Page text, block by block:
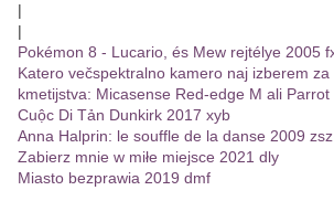
|
|
Pokémon 8 - Lucario, és Mew rejtélye 2005
Katero večspektralno kamero naj izberem za
kmetijstva: Micasense Red-edge M ali
Cuộc Di Tản Dunkirk 2017 xyb
Anna Halprin: le souffle de la danse 2009 zsz
Zabierz mnie w miłe miejsce 2021 dly
Miasto bezprawia 2019 dmf